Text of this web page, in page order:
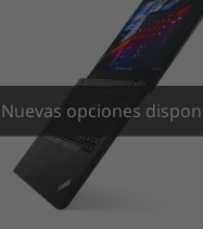
Nuevas opciones